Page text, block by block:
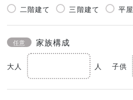
二階建て 三階建て 平屋
任意 家族構成
大人 人 子供